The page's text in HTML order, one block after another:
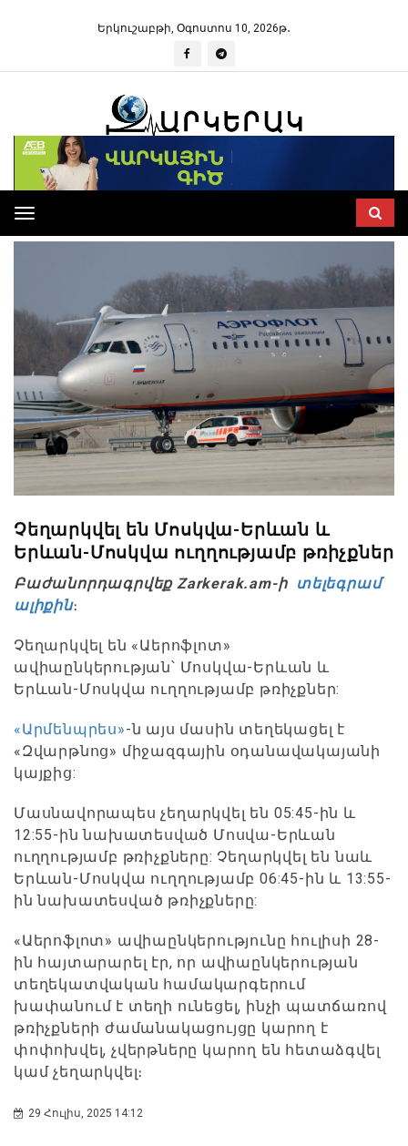
Երկուշաբթի, Օգոստոս 10, 2026թ․
Toggle
navigation
Չեղարկվել են Մոսկվա-Երևան և
Երևան-Մոսկվա ուղղությամբ թռիչքներ
Բաժանորդագրվեք Zarkerak.am-ի տելեգրամ
ալիքին։
Չեղարկվել են «Աերոֆլոտ»
ավիաընկերության՝ Մոսկվա-Երևան և
Երևան-Մոսկվա ուղղությամբ թռիչքներ:
«Արմենպրես»-ն այս մասին տեղեկացել է
«Զվարթնոց» միջազգային օդանավակայանի
կայքից:
Մասնավորապես չեղարկվել են 05:45-ին և
12:55-ին նախատեսված Մոսվա-Երևան
ուղղությամբ թռիչքները: Չեղարկվել են նաև
Երևան-Մոսկվա ուղղությամբ 06:45-ին և 13:55-
ին նախատեսված թռիչքները:
«Աերոֆլոտ» ավիաընկերությունը հուլիսի 28-
ին հայտարարել էր, որ ավիաընկերության
տեղեկատվական համակարգերում
խափանում է տեղի ունեցել, ինչի պատճառով
թռիչքների ժամանակացույցը կարող է
փոփոխվել, չվերթները կարող են հետաձգվել
կամ չեղարկվել։
29 Հուլիս, 2025 14:12